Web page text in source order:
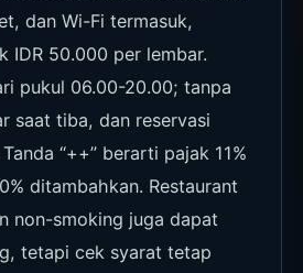
dan Wi-Fi termasuk,
IDR 50.000 per lembar.
pukul 06.00-20.00; tanpa
saat tiba, dan reservasi
“++” berarti pajak 11%
ditambahkan. Restaurant
non-smoking juga dapat
tetapi cek syarat tetap